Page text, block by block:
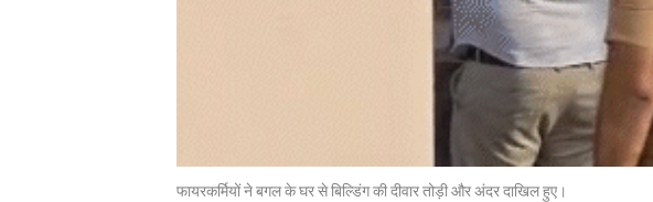
फायरकर्मियों ने बगल के घर से बिल्डिंग की दीवार तोड़ी और अंदर दाखिल हुए।